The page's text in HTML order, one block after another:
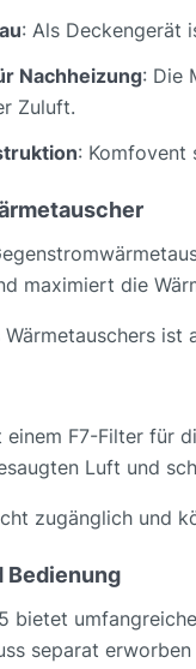
: Als Deckengerät
Nachheizung: Die
Zuluft.
: Komfovent
maximiert die
einem F7-Filter für
Luft und
zugänglich und
Bedienung
bietet
separat